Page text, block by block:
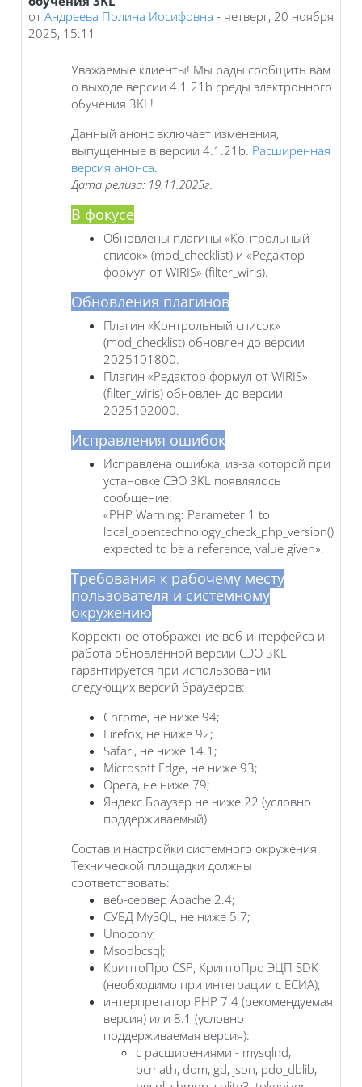
от Андреева Полина Иосифовна - четверг, 20 ноября
2025, 15:11
Уважаемые клиенты! Мы рады сообщить вам
о выходе версии 4.1.21b среды электронного
обучения 3KL!
Данный анонс включает изменения,
выпущенные в версии 4.1.21b. Расширенная
версия анонса.
Дата релиза: 19.11.2025г.
В фокусе
Обновлены плагины «Контрольный
список» (mod_checklist) и «Редактор
формул от WIRIS» (filter_wiris).
Обновления плагинов
Плагин «Контрольный список»
(mod_checklist) обновлен до версии
2025101800.
Плагин «Редактор формул от WIRIS»
(filter_wiris) обновлен до версии
2025102000.
Исправления ошибок
Исправлена ошибка, из-за которой при
установке СЭО 3KL появлялось
сообщение:
«PHP Warning: Parameter 1 to
local_opentechnology_check_php_version()
expected to be a reference, value given».
Требования к рабочему месту
пользователя и системному
окружению
Корректное отображение веб-интерфейса и
работа обновленной версии СЭО 3КL
гарантируется при использовании
следующих версий браузеров:
Chrome, не ниже 94;
Firefox, не ниже 92;
Safari, не ниже 14.1;
Microsoft Edge, не ниже 93;
Opera, не ниже 79;
Яндекс.Браузер не ниже 22 (условно
поддерживаемый).
Состав и настройки системного окружения
Технической площадки должны
соответствовать:
веб-сервер Apache 2.4;
СУБД MySQL, не ниже 5.7;
Unoconv;
Msodbcsql;
КриптоПро CSP, КриптоПро ЭЦП SDK
(необходимо при интеграции с ЕСИА);
интерпретатор PHP 7.4 (рекомендуемая
версия) или 8.1 (условно
поддерживаемая версия):
с расширениями - mysqlnd,
bcmath, dom, gd, json, pdo_dblib,